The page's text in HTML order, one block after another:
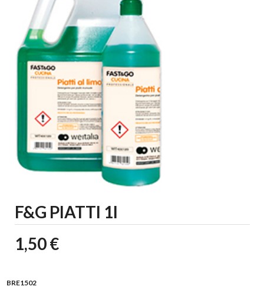
F&G PIATTI 1l
1,50 €
BRE1502